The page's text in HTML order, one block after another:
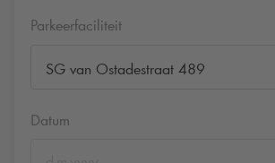
Parkeerfaciliteit
SG van Ostadestraat 489
Datum